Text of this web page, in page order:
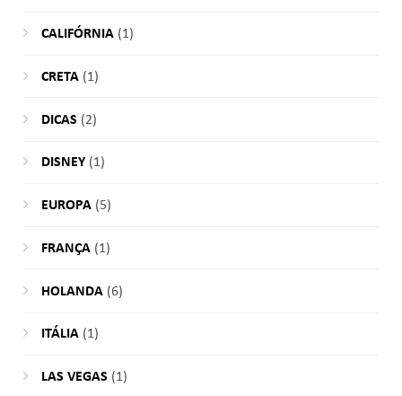
CALIFÓRNIA(1)
CRETA(1)
DICAS (2)
DISNEY(1)
EUROPA(5)
FRANÇA(1)
HOLANDA(6)
ITÁLIA(1)
LAS VEGAS (1)